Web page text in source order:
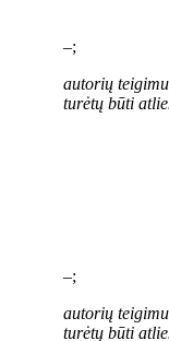
–;
autorių
turėtų būti
–;
autorių
turėtų būti